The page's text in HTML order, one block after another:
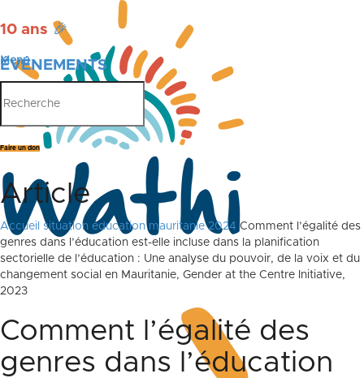
10 ans 🎉
ÉVÉNEMENTS
PUBLICATIONS
Menu
Faire un don
Article
Accueil situation education mauritanie 2024 Comment l’égalité des
genres dans l’éducation est-elle incluse dans la planification
sectorielle de l’éducation : Une analyse du pouvoir, de la voix et du
changement social en Mauritanie, Gender at the Centre Initiative,
2023
Comment l’égalité des
genres dans l’éducation